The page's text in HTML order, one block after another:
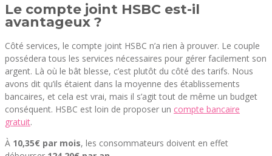
Le compte joint HSBC est-il
avantageux ?
Côté services, le compte joint HSBC n’a rien à prouver. Le couple
possédera tous les services nécessaires pour gérer facilement son
argent. Là où le bât blesse, c’est plutôt du côté des tarifs. Nous
avons dit qu’ils étaient dans la moyenne des établissements
bancaires, et cela est vrai, mais il s’agit tout de même un budget
conséquent. HSBC est loin de proposer un compte bancaire
gratuit.
À 10,35€ par mois, les consommateurs doivent en effet